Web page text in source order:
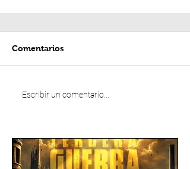
Comentarios
Escribir un comentario...